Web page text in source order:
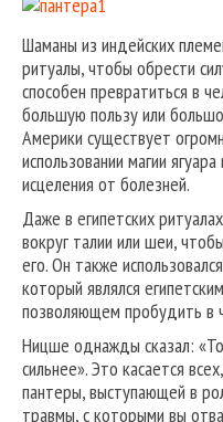
Шаманы из индейских
ритуалы, чтобы обрести
способен превратиться в
большую пользу или
Америки существует
использовании магии
исцеления от болезней.
Даже в египетских
вокруг талии или шеи,
его. Он также
который являлся
позволяющем пробудить в
Ницше однажды сказал:
сильнее». Это касается
пантеры, выступающей в
травмы, с которыми вы